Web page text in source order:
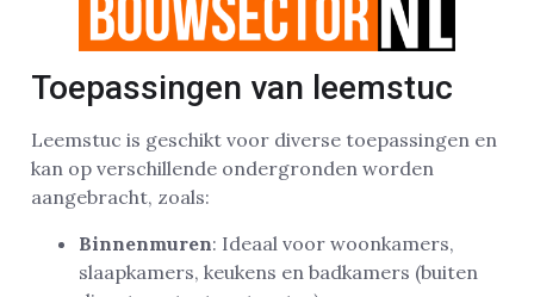
Toepassingen van leemstuc
Leemstuc is geschikt voor diverse toepassingen en
kan op verschillende ondergronden worden
aangebracht, zoals:
Binnenmuren: Ideaal voor woonkamers,
slaapkamers, keukens en badkamers (buiten